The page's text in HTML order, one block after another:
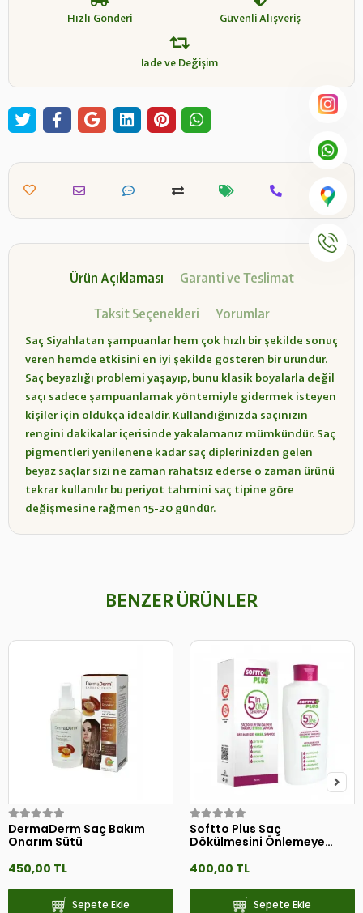
Hızlı Gönderi Güvenli Alışveriş
İade ve Değişim
Ürün Açıklaması Garanti ve Teslimat
Taksit Seçenekleri Yorumlar
Saç Siyahlatan şampuanlar hem çok hızlı bir şekilde sonuç
veren hemde etkisini en iyi şekilde gösteren bir üründür.
Saç beyazlığı problemi yaşayıp, bunu klasik boyalarla değil
saçı sadece şampuanlamak yöntemiyle gidermek isteyen
kişiler için oldukça idealdir. Kullandığınızda saçınızın
rengini dakikalar içerisinde yakalamanız mümkündür. Saç
pigmentleri yenilenene kadar saç diplerinizden gelen
beyaz saçlar sizi ne zaman rahatsız ederse o zaman ürünü
tekrar kullanılır bu periyot tahmini saç tipine göre
değişmesine rağmen 15-20 gündür.
BENZER ÜRÜNLER
DermaDerm Saç Bakım
Onarım Sütü
450,00 TL
Sepete Ekle
Softto Plus Saç
Dökülmesini Önlemeye
360ml
400,00 TL
Sepete Ekle